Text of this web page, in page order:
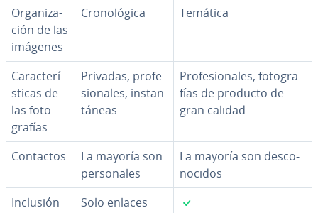
Or­ga­ni­za­
ción de las
imágenes
Cro­no­ló­gi­ca Temática
Ca­ra­c­te­rí­
s­ti­cas de
las fo­to­
gra­fías
Privadas, pro­fe­
sio­na­les, in­s­ta­n­
tá­neas
Pro­fe­sio­na­les, fo­to­gra­
fías de producto de
gran calidad
Contactos
La mayoría son
pe­r­so­na­les
La mayoría son de­s­co­
no­ci­dos
Inclusión
Solo enlaces